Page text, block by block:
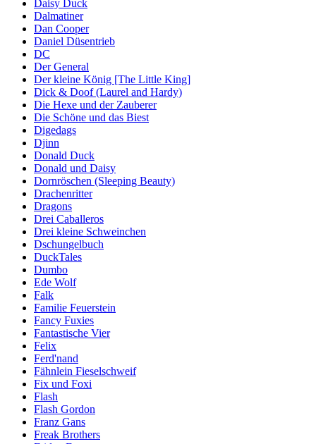
Daisy Duck
Dalmatiner
Dan Cooper
Daniel Düsentrieb
DC
Der General
Der kleine König [The Little King]
Dick & Doof (Laurel and Hardy)
Die Hexe und der Zauberer
Die Schöne und das Biest
Digedags
Djinn
Donald Duck
Donald und Daisy
Dornröschen (Sleeping Beauty)
Drachenritter
Dragons
Drei Caballeros
Drei kleine Schweinchen
Dschungelbuch
DuckTales
Dumbo
Ede Wolf
Falk
Familie Feuerstein
Fancy Fuxies
Fantastische Vier
Felix
Ferd'nand
Fähnlein Fieselschweif
Fix und Foxi
Flash
Flash Gordon
Franz Gans
Freak Brothers